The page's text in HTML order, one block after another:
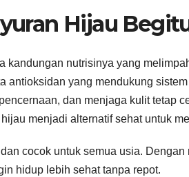
Hijau
kandungan nutrisinya yang
antioksidan yang mendukung
dan menjaga kulit tetap
menjadi alternatif sehat untuk
cocok untuk semua usia.
hidup lebih sehat tanpa repot.